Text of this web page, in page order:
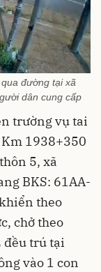
đường tại xã
dân cung cấp
trường vụ tai
1938+350
5, xã
BKS: 61AA-
theo
chở theo
đều trú tại
vào 1 con